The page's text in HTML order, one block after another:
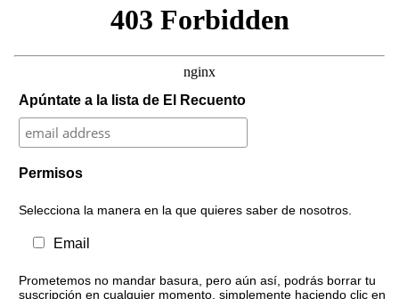
Apúntate a la lista de El Recuento
Permisos
Selecciona la manera en la que quieres saber de nosotros.
Email
Prometemos no mandar basura, pero aún así, podrás borrar tu
suscripción en cualquier momento, simplemente haciendo clic en